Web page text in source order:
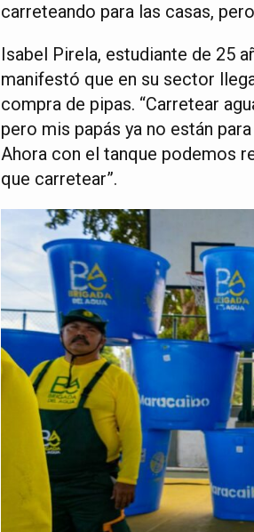
carreteando para las casas,
Isabel Pirela, estudiante de 25
manifestó que en su sector
compra de pipas. “Carretear
pero mis papás ya no están
Ahora con el tanque podemos
que carretear”.